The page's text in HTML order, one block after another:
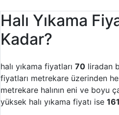
Halı Yıkama
Kadar?
halı yıkama fiyatları 70 liradan
fiyatları metrekare üzerinden
metrekare halının eni ve boyu
yüksek halı yıkama fiyatı ise 161